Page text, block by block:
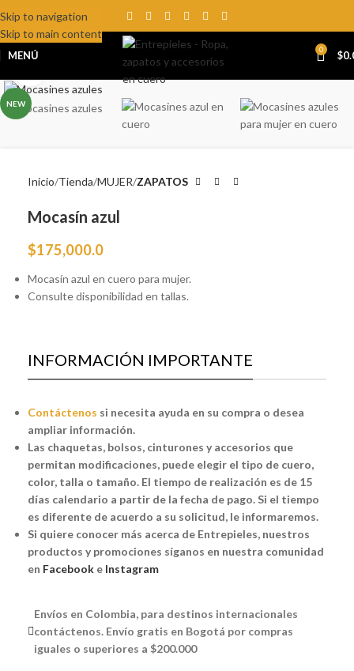
Skip to navigation
Skip to main content
MENÚ 0 $
NEW
Inicio Tienda MUJER ZAPATOS
Mocasín azul
$175,000.0
Mocasín azul en cuero para mujer.
Consulte disponibilidad en tallas.
INFORMACIÓN IMPORTANTE
Contáctenos si necesita ayuda en su compra o desea
ampliar información.
Las chaquetas, bolsos, cinturones y accesorios que
permitan modificaciones, puede elegir el tipo de cuero,
color, talla o tamaño. El tiempo de realización es de 15
días calendario a partir de la fecha de pago. Si el tiempo
es diferente de acuerdo a su solicitud, le informaremos.
Si quiere conocer más acerca de Entrepieles, nuestros
productos y promociones síganos en nuestra comunidad
en Facebook e Instagram
Envíos en Colombia, para destinos internacionales
contáctenos. Envío gratis en Bogotá por compras
iguales o superiores a $200.000